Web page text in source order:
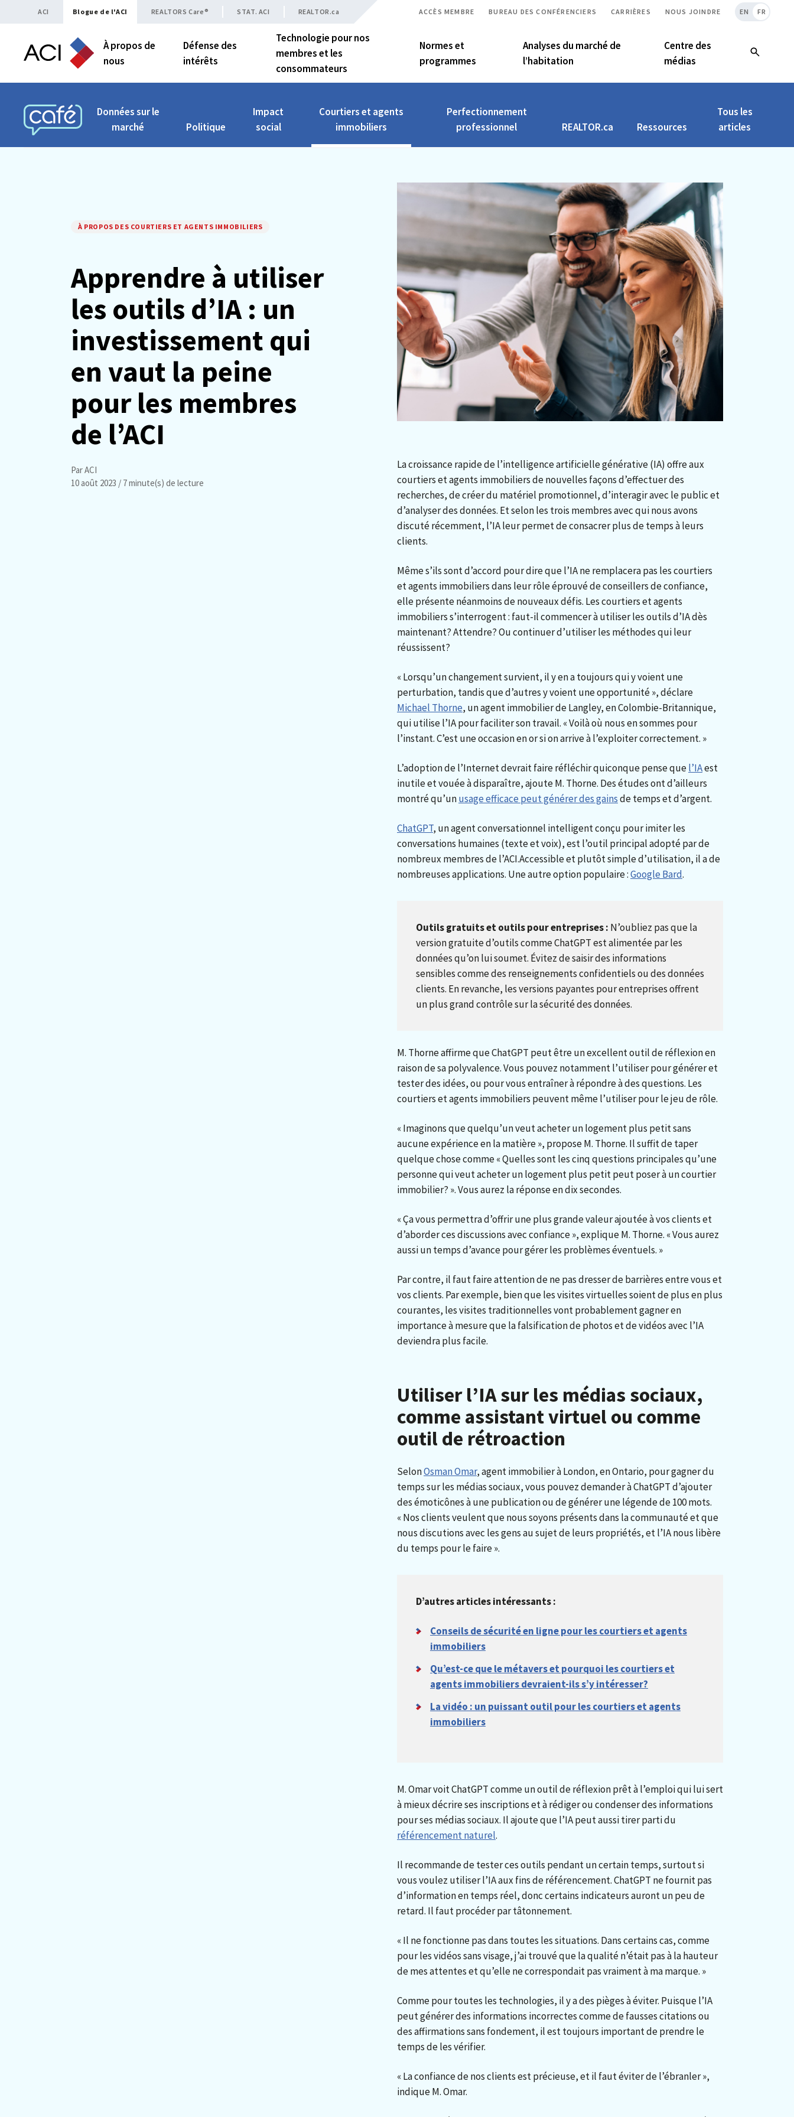
Skip to content
ACI Blogue de l'ACI REALTORS Care® STAT. ACI REALTOR.ca ACCÈS MEMBRE BUREAU DES CONFÉRENCIERS CARRIÈRES NOUS JOINDRE EN FR
À propos de
nous
Défense des
intérêts
Technologie pour nos
membres et les
consommateurs
Normes et
programmes
Analyses du marché de
l’habitation
Centre des
médias
CAFÉ ACI
Données sur le
marché
Politique
Impact
social
Courtiers et agents
immobiliers
Perfectionnement
professionnel
REALTOR.ca Ressources
Tous les
articles
À PROPOS DES COURTIERS ET AGENTS IMMOBILIERS
Apprendre à utiliser
les outils d’IA : un
investissement qui
en vaut la peine
pour les membres
de l’ACI
Par ACI
10 août 2023 / 7 minute(s) de lecture
La croissance rapide de l’intelligence artificielle générative (IA) offre aux
courtiers et agents immobiliers de nouvelles façons d’effectuer des
recherches, de créer du matériel promotionnel, d’interagir avec le public et
d’analyser des données. Et selon les trois membres avec qui nous avons
discuté récemment, l’IA leur permet de consacrer plus de temps à leurs
clients.
Même s’ils sont d’accord pour dire que l’IA ne remplacera pas les courtiers
et agents immobiliers dans leur rôle éprouvé de conseillers de confiance,
elle présente néanmoins de nouveaux défis. Les courtiers et agents
immobiliers s’interrogent : faut-il commencer à utiliser les outils d’IA dès
maintenant? Attendre? Ou continuer d’utiliser les méthodes qui leur
réussissent?
« Lorsqu’un changement survient, il y en a toujours qui y voient une
perturbation, tandis que d’autres y voient une opportunité », déclare
Michael Thorne, un agent immobilier de Langley, en Colombie-Britannique,
qui utilise l’IA pour faciliter son travail. « Voilà où nous en sommes pour
l’instant. C’est une occasion en or si on arrive à l’exploiter correctement. »
L’adoption de l’Internet devrait faire réfléchir quiconque pense quel’IAest
inutile et vouée à disparaître, ajoute M. Thorne. Des études ont d’ailleurs
montré qu’unusage efficace peut générer des gainsde temps et d’argent.
ChatGPT, un agent conversationnel intelligent conçu pour imiter les
conversations humaines (texte et voix), est l’outil principal adopté par de
nombreux membres de l’ACI.Accessible et plutôt simple d’utilisation, il a de
nombreuses applications. Une autre option populaire :Google Bard.
Outils gratuits et outils pour entreprises : N’oubliez pas que la
version gratuite d’outils comme ChatGPT est alimentée par les
données qu’on lui soumet. Évitez de saisir des informations
sensibles comme des renseignements confidentiels ou des données
clients. En revanche, les versions payantes pour entreprises offrent
un plus grand contrôle sur la sécurité des données.
M. Thorne affirme que ChatGPT peut être un excellent outil de réflexion en
raison de sa polyvalence. Vous pouvez notamment l’utiliser pour générer et
tester des idées, ou pour vous entraîner à répondre à des questions. Les
courtiers et agents immobiliers peuvent même l’utiliser pour le jeu de rôle.
« Imaginons que quelqu’un veut acheter un logement plus petit sans
aucune expérience en la matière », propose M. Thorne. Il suffit de taper
quelque chose comme « Quelles sont les cinq questions principales qu’une
personne qui veut acheter un logement plus petit peut poser à un courtier
immobilier? ». Vous aurez la réponse en dix secondes.
« Ça vous permettra d’offrir une plus grande valeur ajoutée à vos clients et
d’aborder ces discussions avec confiance », explique M. Thorne. « Vous aurez
aussi un temps d’avance pour gérer les problèmes éventuels. »
Par contre, il faut faire attention de ne pas dresser de barrières entre vous et
vos clients. Par exemple, bien que les visites virtuelles soient de plus en plus
courantes, les visites traditionnelles vont probablement gagner en
importance à mesure que la falsification de photos et de vidéos avec l’IA
deviendra plus facile.
Utiliser l’IA sur les médias sociaux,
comme assistant virtuel ou comme
outil de rétroaction
SelonOsman Omar, agent immobilier à London, en Ontario, pour gagner du
temps sur les médias sociaux, vous pouvez demander à ChatGPT d’ajouter
des émoticônes à une publication ou de générer une légende de 100 mots.
« Nos clients veulent que nous soyons présents dans la communauté et que
nous discutions avec les gens au sujet de leurs propriétés, et l’IA nous libère
du temps pour le faire ».
D’autres articles intéressants :
Conseils de sécurité en ligne pour les courtiers et agents
immobiliers
Qu’est-ce que le métavers et pourquoi les courtiers et
agents immobiliers devraient-ils s’y intéresser?
La vidéo : un puissant outil pour les courtiers et agents
immobiliers
M. Omar voit ChatGPT comme un outil de réflexion prêt à l’emploi qui lui sert
à mieux décrire ses inscriptions et à rédiger ou condenser des informations
pour ses médias sociaux. Il ajoute que l’IA peut aussi tirer parti du
référencement naturel.
Il recommande de tester ces outils pendant un certain temps, surtout si
vous voulez utiliser l’IA aux fins de référencement. ChatGPT ne fournit pas
d’information en temps réel, donc certains indicateurs auront un peu de
retard. Il faut procéder par tâtonnement.
« Il ne fonctionne pas dans toutes les situations. Dans certains cas, comme
pour les vidéos sans visage, j’ai trouvé que la qualité n’était pas à la hauteur
de mes attentes et qu’elle ne correspondait pas vraiment à ma marque. »
Comme pour toutes les technologies, il y a des pièges à éviter. Puisque l’IA
peut générer des informations incorrectes comme de fausses citations ou
des affirmations sans fondement, il est toujours important de prendre le
temps de les vérifier.
« La confiance de nos clients est précieuse, et il faut éviter de l’ébranler »,
indique M. Omar.